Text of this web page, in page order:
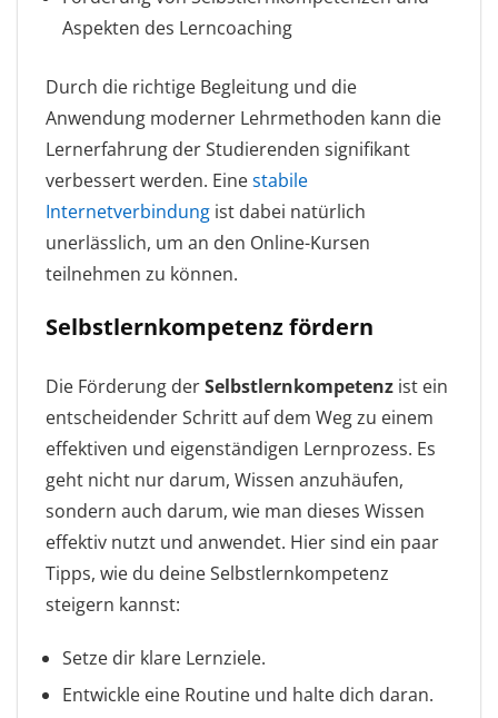
Aspekten des Lerncoaching
Durch die richtige Begleitung und die
Anwendung moderner Lehrmethoden kann die
Lernerfahrung der Studierenden signifikant
verbessert werden. Einestabile
Internetverbindung ist dabei natürlich
unerlässlich, um an den Online-Kursen
teilnehmen zu können.
Selbstlernkompetenz fördern
Die Förderung derSelbstlernkompetenz ist ein
entscheidender Schritt auf dem Weg zu einem
effektiven und eigenständigen Lernprozess. Es
geht nicht nur darum, Wissen anzuhäufen,
sondern auch darum, wie man dieses Wissen
effektiv nutzt und anwendet. Hier sind ein paar
Tipps, wie du deine Selbstlernkompetenz
steigern kannst:
Setze dir klare Lernziele.
Entwickle eine Routine und halte dich daran.